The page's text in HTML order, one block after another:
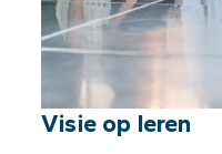
Visie op leren